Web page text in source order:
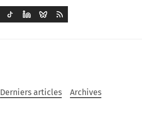
Derniers articles
Archives